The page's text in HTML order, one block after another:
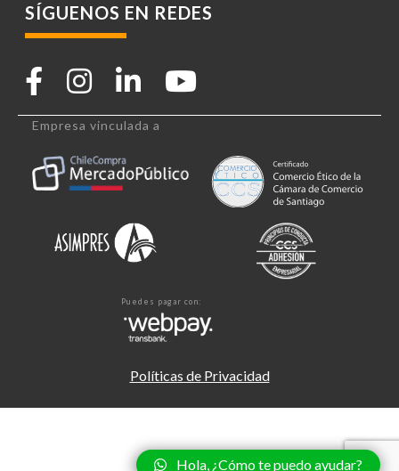
Hola, ¿Cómo te puedo ayudar?
SÍGUENOS EN REDES
Empresa vinculada a
Puedes pagar con:
Políticas de Privacidad